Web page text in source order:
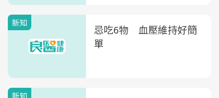
新知
忌吃6物 血壓維持好簡
單
新知